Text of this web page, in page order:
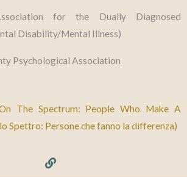
for the Dually Diagnosed
Disability/Mental Illness)
Psychological Association
The Spectrum: People Who Make A
Spettro: Persone che fanno la differenza)
L
i